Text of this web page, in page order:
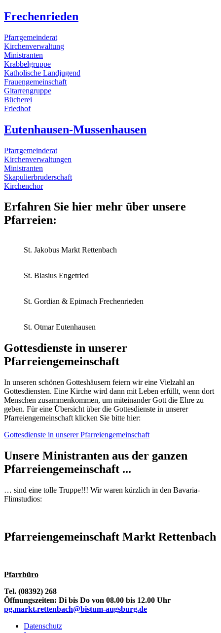
Frechenrieden
Pfarrgemeinderat
Kirchenverwaltung
Ministranten
Krabbelgruppe
Katholische Landjugend
Frauengemeinschaft
Gitarrengruppe
Bücherei
Friedhof
Eutenhausen-Mussenhausen
Pfarrgemeinderat
Kirchenverwaltungen
Ministranten
Skapulierbruderschaft
Kirchenchor
Erfahren Sie hier mehr über unsere
Pfarreien:
St. Jakobus Markt Rettenbach
St. Blasius Engetried
St. Gordian & Epimach Frechenrieden
St. Otmar Eutenhausen
Gottesdienste in unserer
Pfarreiengemeinschaft
In unseren schönen Gotteshäusern feiern wir eine Vielzahl an
Gottesdiensten. Eine Kirche wird dann mit Leben erfüllt, wenn dort
Menschen zusammenkommen, um miteinander Gott die Ehre zu
geben. Für eine Übersicht über die Gottesdienste in unserer
Pfarreiengemeinschaft klicken Sie bitte hier:
Gottesdienste in unserer Pfarreiengemeinschaft
Unsere Ministranten aus der ganzen
Pfarreiengemeinschaft ...
… sind eine tolle Truppe!!! Wir waren kürzlich in den Bavaria-
Flimstudios:
Pfarreiengemeinschaft Markt Rettenbach
Pfarrbüro
Tel. (08392) 268
Öffnungszeiten: Di bis Do von 08.00 bis 12.00 Uhr
pg.markt.rettenbach@bistum-augsburg.de
Datenschutz